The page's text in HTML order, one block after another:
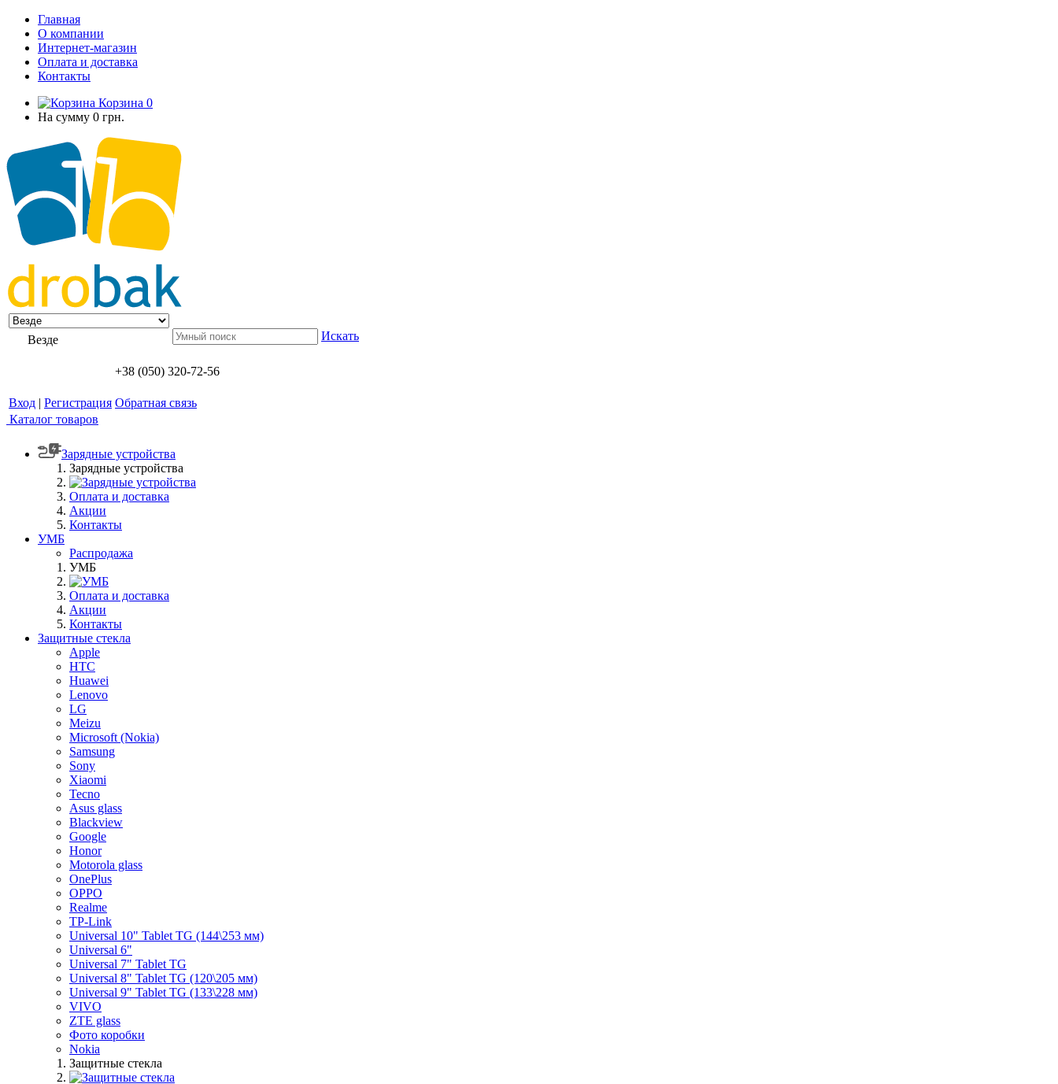
Главная
О компании
Интернет-магазин
Оплата и доставка
Контакты
Корзина 0
На сумму 0 грн.
Везде Искать
+38 (050) 320-72-56
Вход | Регистрация Обратная связь
Каталог товаров
Зарядные устройства
Зарядные устройства
Оплата и доставка
Акции
Контакты
УМБ
Распродажа
УМБ
Оплата и доставка
Акции
Контакты
Защитные стекла
Apple
HTC
Huawei
Lenovo
LG
Meizu
Microsoft (Nokia)
Samsung
Sony
Xiaomi
Tecno
Asus glass
Blackview
Google
Honor
Motorola glass
OnePlus
OPPO
Realme
TP-Link
Universal 10" Tablet TG (144\253 мм)
Universal 6"
Universal 7" Tablet TG
Universal 8" Tablet TG (120\205 мм)
Universal 9" Tablet TG (133\228 мм)
VIVO
ZTE glass
Фото коробки
Nokia
Защитные стекла